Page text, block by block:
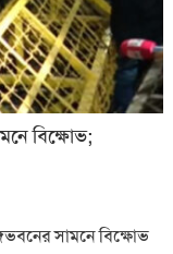
বিক্ষোভ;
সামনে বিক্ষোভ